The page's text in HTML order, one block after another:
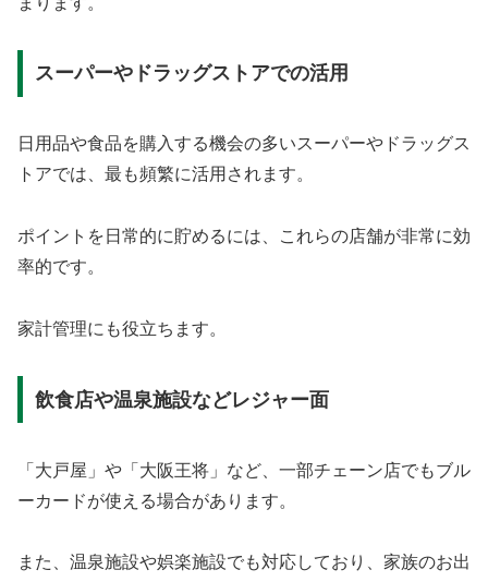
スーパーやドラッグストアでの活用
日用品や食品を購入する機会の多いスーパーやドラッグス
トアでは、最も頻繁に活用されます。
ポイントを日常的に貯めるには、これらの店舗が非常に効
率的です。
家計管理にも役立ちます。
飲食店や温泉施設などレジャー面
「大戸屋」や「大阪王将」など、一部チェーン店でもブル
ーカードが使える場合があります。
また、温泉施設や娯楽施設でも対応しており、家族のお出